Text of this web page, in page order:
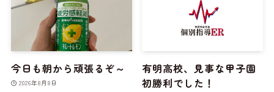
今日も朝から頑張るぞ～
2026年8月8日
有明高校、見事な甲子園
初勝利でした！